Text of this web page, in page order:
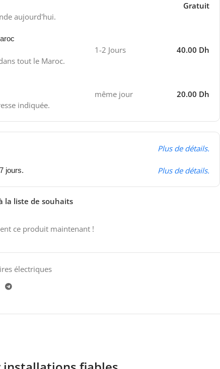
aujourd'hui.
Gratuit
tout le Maroc.
1-2 Jours 40.00 Dh
indiquée.
même jour 20.00 Dh
Plus de détails.
jours. Plus de détails.
la liste de souhaits
ce produit maintenant !
électriques